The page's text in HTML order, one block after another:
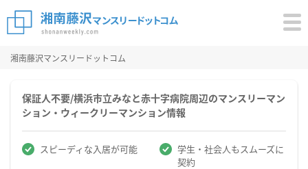
湘南藤沢マンスリードットコム
保証人不要/横浜市立みなと赤十字病院周辺のマンスリーマン
ション・ウィークリーマンション情報
スピーディな入居が可能
学生・社会人もスムーズに
契約